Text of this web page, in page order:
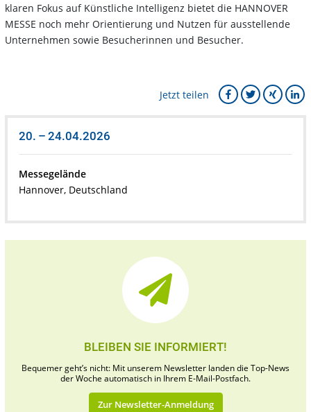
klaren Fokus auf Künstliche Intelligenz bietet die HANNOVER
MESSE noch mehr Orientierung und Nutzen für ausstellende
Unternehmen sowie Besucherinnen und Besucher.
Jetzt teilen
20. – 24.04.2026
Messegelände
Hannover, Deutschland
BLEIBEN SIE INFORMIERT!
Bequemer geht’s nicht: Mit unserem Newsletter landen die Top-News
der Woche automatisch in Ihrem E-Mail-Postfach.
Zur Newsletter-Anmeldung